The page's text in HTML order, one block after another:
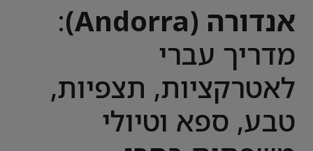
אנדורה (Andorra)
:
מדריך עברי
לאטרקציות, תצפיות,
טבע, ספא וטיולי